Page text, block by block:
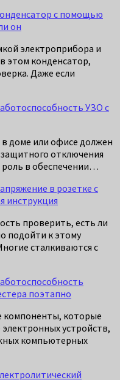
с помощью
он
электроприбора и
этом конденсатор,
Даже если
УЗО с
доме или офисе должен
отключения
в обеспечении…
в розетке с
инструкция
проверить, есть ли
подойти к этому
сталкиваются с
поэтапно
компоненты, которые
устройств,
компьютерных